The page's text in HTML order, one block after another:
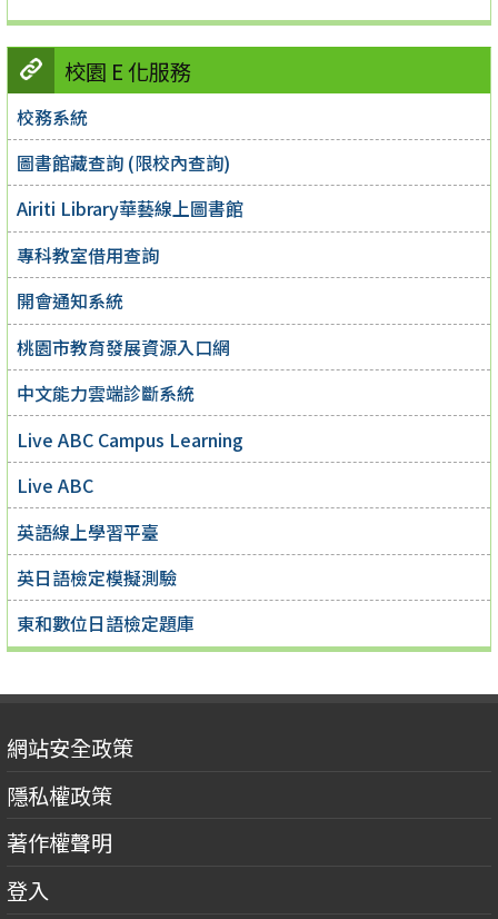
校園 E 化服務
校務系統
圖書館藏查詢 (限校內查詢)
Airiti Library華藝線上圖書館
專科教室借用查詢
開會通知系統
桃園市教育發展資源入口網
中文能力雲端診斷系統
Live ABC Campus Learning
Live ABC
英語線上學習平臺
英日語檢定模擬測驗
東和數位日語檢定題庫
網站安全政策
隱私權政策
著作權聲明
登入